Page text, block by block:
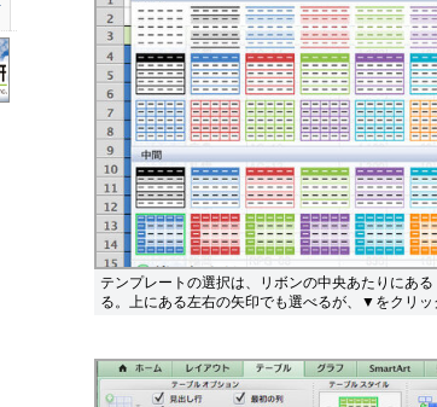
テンプレートの選択は、リボンの中央あたりにあ
る。上にある左右の矢印でも選べるが、▼をクリ